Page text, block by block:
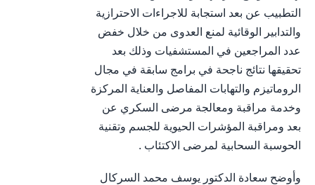
التطبيب عن بعد استجابة للاجراءات الاحترازية
والتدابير الوقائية لمنع العدوى من خلال خفض
عدد المراجعين في المستشفيات وذلك بعد
تحقيقها نتائج ناجحة في برامج سابقة في مجال
الروماتيزم والتهابات المفاصل والعناية المركزة
وخدمة مراقبة ومعالجة مرضى السكري عن
بعد ومراقبة المؤشرات الحيوية للجسم وتقنية
الحوسبة السحابية لمرضى الاكتئاب .
وأوضح سعادة الدكتور يوسف محمد السركال